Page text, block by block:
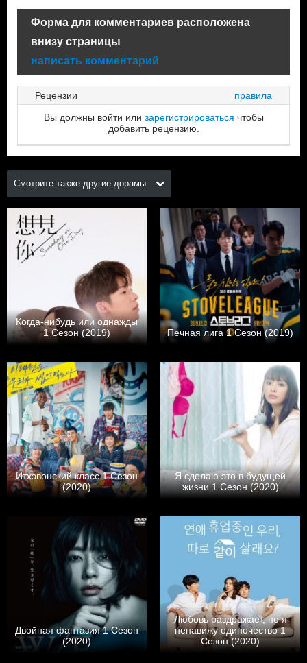
Форма для комментариев расположена
внизу страницы
написать комментарий
Рецензии
правила
Вы должны войти или зарегистрироваться чтобы
добавить рецензию.
Смотрите также другие дорамы
Когда-нибудь или однажды
1 Сезон (2019)
Печная лига 1 Сезон (2019)
Итхэвонский класс 1 Сезон
(2020)
Я сделаю это в будущей
жизни 1 Сезон (2020)
Двойная фантазия 1 Сезон
(2020)
Любовь раздражает, но я
ненавижу одиночество 1
Сезон (2020)